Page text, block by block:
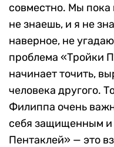
совместно. Мы пока
не знаешь, и я не
наверное, не
проблема «Тройки
начинает точить,
человека другого.
Филиппа очень
себя защищенным и
Пентаклей» — это